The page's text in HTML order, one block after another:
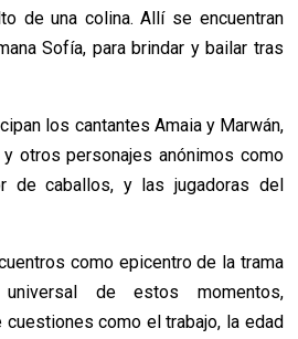
de una colina. Allí se encuentran
Sofía, para brindar y bailar tras
los cantantes Amaia y Marwán,
otros personajes anónimos como
de caballos, y las jugadoras del
como epicentro de la trama
de estos momentos,
como el trabajo, la edad